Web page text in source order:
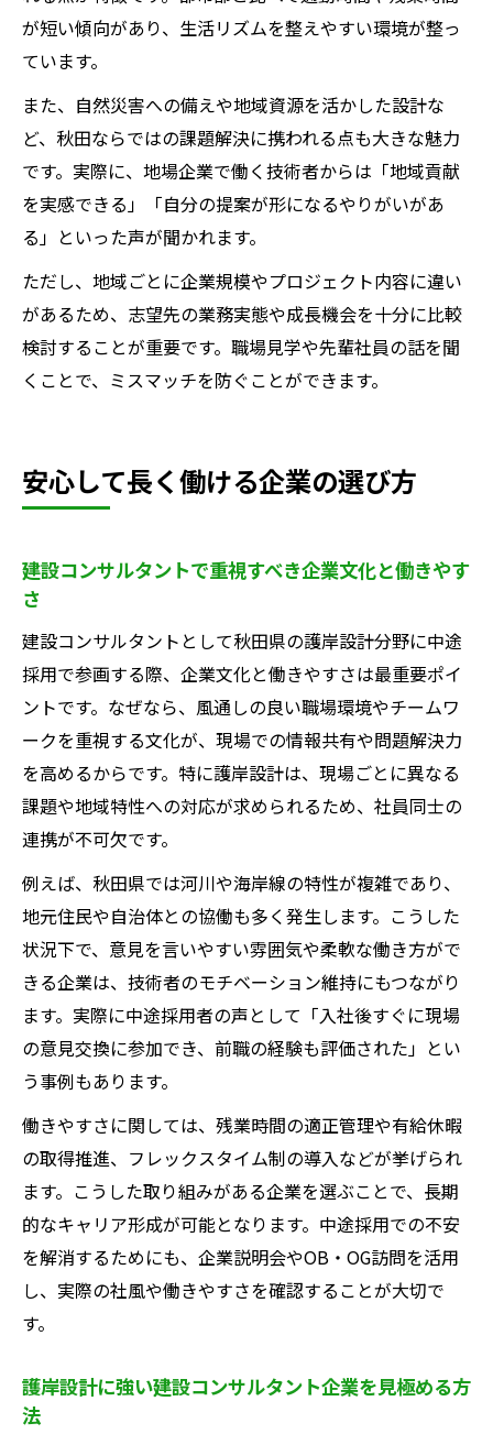
が短い傾向があり、生活リズムを整えやすい環境が整っ
ています。
また、自然災害への備えや地域資源を活かした設計な
ど、秋田ならではの課題解決に携われる点も大きな魅力
です。実際に、地場企業で働く技術者からは「地域貢献
を実感できる」「自分の提案が形になるやりがいがあ
る」といった声が聞かれます。
ただし、地域ごとに企業規模やプロジェクト内容に違い
があるため、志望先の業務実態や成長機会を十分に比較
検討することが重要です。職場見学や先輩社員の話を聞
くことで、ミスマッチを防ぐことができます。
安心して長く働ける企業の選び方
建設コンサルタントで重視すべき企業文化と働きやす
さ
建設コンサルタントとして秋田県の護岸設計分野に中途
採用で参画する際、企業文化と働きやすさは最重要ポイ
ントです。なぜなら、風通しの良い職場環境やチームワ
ークを重視する文化が、現場での情報共有や問題解決力
を高めるからです。特に護岸設計は、現場ごとに異なる
課題や地域特性への対応が求められるため、社員同士の
連携が不可欠です。
例えば、秋田県では河川や海岸線の特性が複雑であり、
地元住民や自治体との協働も多く発生します。こうした
状況下で、意見を言いやすい雰囲気や柔軟な働き方がで
きる企業は、技術者のモチベーション維持にもつながり
ます。実際に中途採用者の声として「入社後すぐに現場
の意見交換に参加でき、前職の経験も評価された」とい
う事例もあります。
働きやすさに関しては、残業時間の適正管理や有給休暇
の取得推進、フレックスタイム制の導入などが挙げられ
ます。こうした取り組みがある企業を選ぶことで、長期
的なキャリア形成が可能となります。中途採用での不安
を解消するためにも、企業説明会やOB・OG訪問を活用
し、実際の社風や働きやすさを確認することが大切で
す。
護岸設計に強い建設コンサルタント企業を見極める方
法